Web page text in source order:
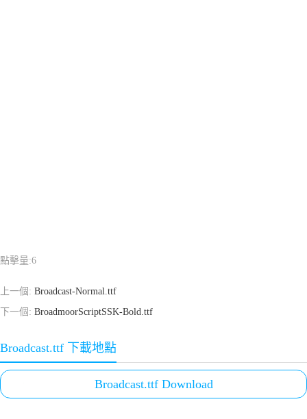
點擊量:6
上一個: Broadcast-Normal.ttf
下一個: BroadmoorScriptSSK-Bold.ttf
Broadcast.ttf 下載地點
Broadcast.ttf Download